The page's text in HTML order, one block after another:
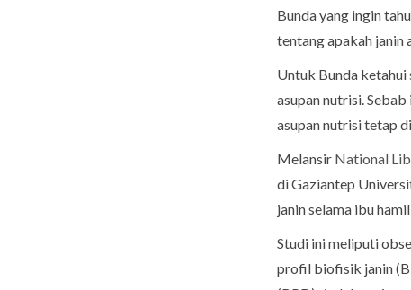
Bunda yang ingin
tentang apakah janin
Untuk Bunda ketahui
asupan nutrisi.
asupan nutrisi tetap
Melansir National
di Gaziantep
janin selama ibu
Studi ini meliputi
profil biofisik janin